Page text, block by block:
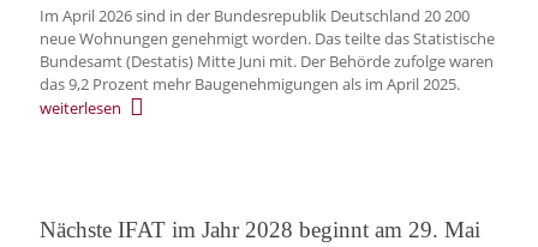
Im April 2026 sind in der Bundesrepublik Deutschland 20 200
neue Wohnungen genehmigt worden. Das teilte das Statistische
Bundesamt (Destatis) Mitte Juni mit. Der Behörde zufolge waren
das 9,2 Prozent mehr Baugenehmigungen als im April 2025.
weiterlesen
Nächste IFAT im Jahr 2028 beginnt am 29. Mai